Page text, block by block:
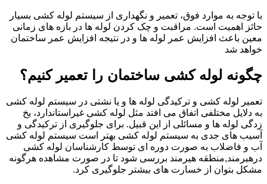
با توجه به موارد فوق، تعمیر و نگهداری از سیستم لوله کشی بسیار
حائز اهمیت است. مراقبت و چک کردن لوله ها در بازه های زمانی
معین باعث افزایش عمر لوله ها و در نتیجه افزایش عمر ساختمان
خواهد شد
چگونه لوله کشی ساختمان را تعمیر کنیم؟
تعمیر لوله کشی و ترکیدگی لوله ها و یا نشتی در سیستم لوله کشی
به دلایل مختلفی اتفاق می افتد مثل لوله کشی غیراستاندارد، یخ
زدگی لوله ها و مسائلی از این قبیل. برای جلوگیری از ترکیدگی و
آسیب های جدی به سیستم لوله کشی بهتر است سیستم لوله کشی
آب و فاضلاب به صورت دوره ای توسط کارشناسان لوله کشی
درهیرمند,منطقه هیرمند بررسی شود تا در صورت مشاهده هرگونه
مشکل بتوان از خسارت های بیشتر جلوگیری کرد.